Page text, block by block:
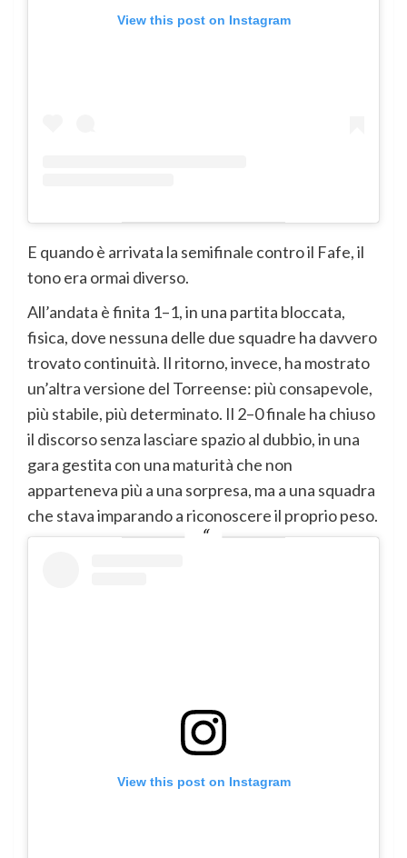
View this post on Instagram
E quando è arrivata la semifinale contro il Fafe, il
tono era ormai diverso.
All’andata è finita 1–1, in una partita bloccata,
fisica, dove nessuna delle due squadre ha davvero
trovato continuità. Il ritorno, invece, ha mostrato
un’altra versione del Torreense: più consapevole,
più stabile, più determinato. Il 2–0 finale ha chiuso
il discorso senza lasciare spazio al dubbio, in una
gara gestita con una maturità che non
apparteneva più a una sorpresa, ma a una squadra
che stava imparando a riconoscere il proprio peso.
View this post on Instagram